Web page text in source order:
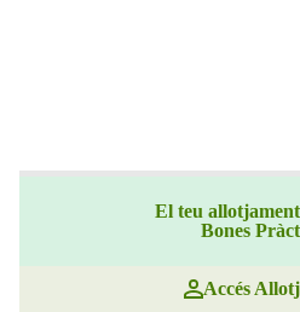
El teu
Bones
Accés